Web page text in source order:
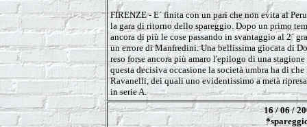
FIRENZE - E´ finita con un pari che non evita al
la gara di ritorno dello spareggio. Dopo un primo
ancora di più le cose passando in svantaggio al 2´
un errore di Manfredini. Una bellissima giocata di
reso forse ancora più amaro l'epilogo di una
questa decisiva occasione la società umbra ha di
Ravanelli, dei quali uno evidentissimo a metà
in serie A.
16 / 06 /